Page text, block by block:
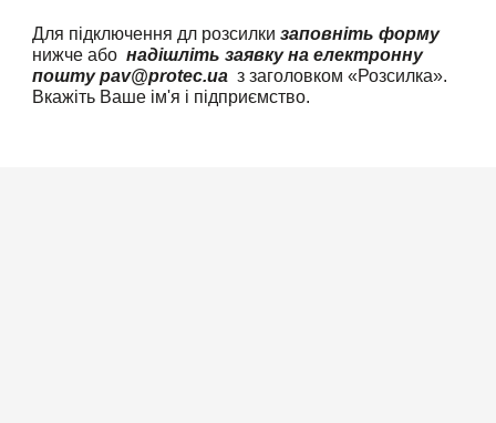
Для підключення дл розсилки заповніть форму
нижче або надішліть заявку на електронну
пошту pav@protec.ua з заголовком «Розсилка».
Вкажіть Ваше ім'я і підприємство.